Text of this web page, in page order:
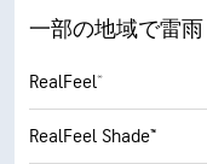
一部の地域で雷雨
RealFeel®
RealFeel Shade™